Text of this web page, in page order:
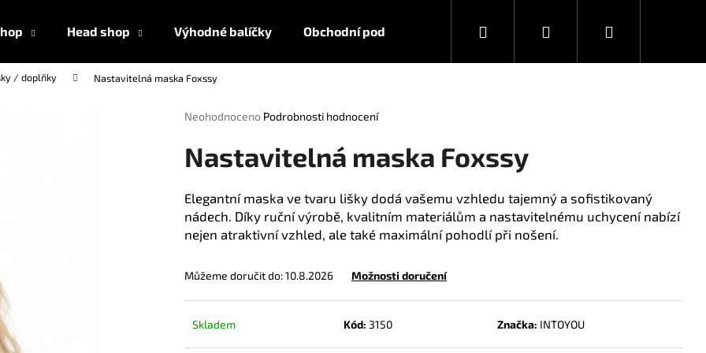
Head shop Výhodné balíčky Obchodní podmínky KontaktyHledat PřihlášeníNákupní
/ doplňky Nastavitelná maska ​​Foxssy
Průměrné
produktu
je
5
hvězdiček.
Neohodnoceno Podrobnosti hodnocení
Nastavitelná maska ​​Foxssy
Elegantní maska ve tvaru lišky dodá vašemu vzhledu tajemný a sofistikovaný
nádech. Díky ruční výrobě, kvalitním materiálům a nastavitelnému uchycení nabízí
nejen atraktivní vzhled, ale také maximální pohodlí při nošení.
Můžeme doručit do:10.8.2026 Možnosti doručení
Skladem Kód: 3150 Značka: INTOYOU
Co potřebujete najít?
HLEDAT
TITANIUM POPPERS 24 ML